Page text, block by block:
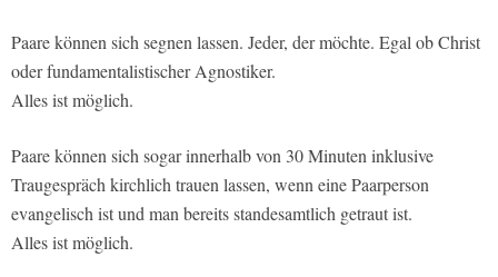
Paare können sich segnen lassen. Jeder, der möchte. Egal ob Christ
oder fundamentalistischer Agnostiker.
Alles ist möglich.
Paare können sich sogar innerhalb von 30 Minuten inklusive
Traugespräch kirchlich trauen lassen, wenn eine Paarperson
evangelisch ist und man bereits standesamtlich getraut ist.
Alles ist möglich.